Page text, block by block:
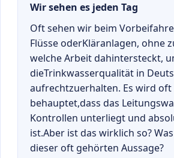
Wir sehen es jeden Tag
Oft sehen wir beim
Flüsse oderKläranlagen, ohne
welche Arbeit dahintersteckt,
dieTrinkwasserqualität in
aufrechtzuerhalten. Es wird oft
behauptet,dass das
Kontrollen unterliegt und
ist.Aber ist das wirklich so?
dieser oft gehörten Aussage?